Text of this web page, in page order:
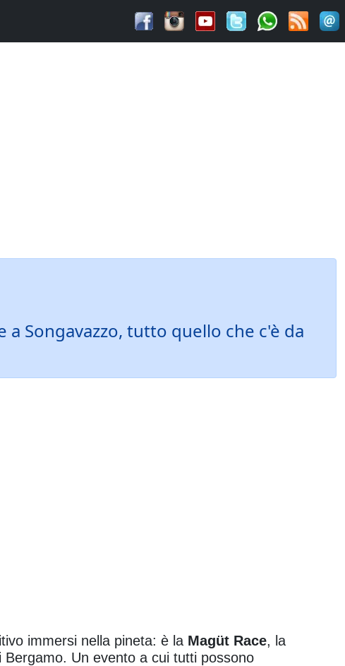
Songavazzo, tutto quello che c'è da
immersi nella pineta: è la Magüt Race, la
Un evento a cui tutti possono